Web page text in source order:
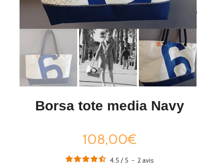
Borsa tote media Navy
108,00€
4.5 / 5 - 2avis